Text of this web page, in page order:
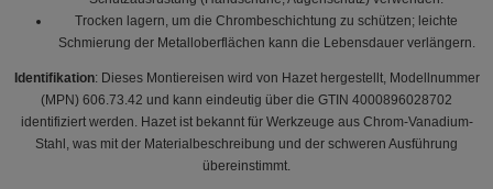
Trocken lagern, um die Chrombeschichtung zu schützen; leichte
Schmierung der Metalloberflächen kann die Lebensdauer verlängern.
Identifikation: Dieses Montiereisen wird von Hazet hergestellt, Modellnummer
(MPN) 606.73.42 und kann eindeutig über die GTIN 4000896028702
identifiziert werden. Hazet ist bekannt für Werkzeuge aus Chrom-Vanadium-
Stahl, was mit der Materialbeschreibung und der schweren Ausführung
übereinstimmt.